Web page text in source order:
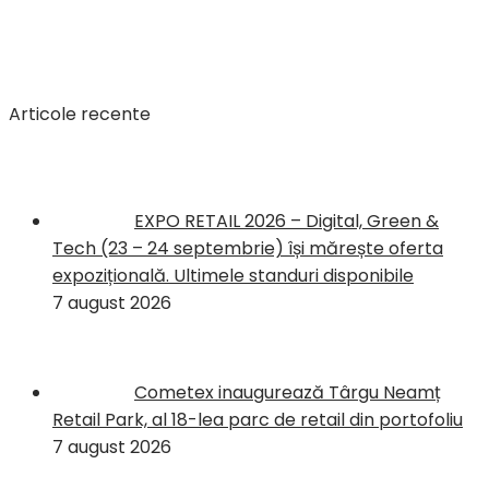
Articole recente
EXPO RETAIL 2026 – Digital, Green &
Tech (23 – 24 septembrie) își mărește oferta
expozițională. Ultimele standuri disponibile
7 august 2026
Cometex inaugurează Târgu Neamț
Retail Park, al 18-lea parc de retail din portofoliu
7 august 2026